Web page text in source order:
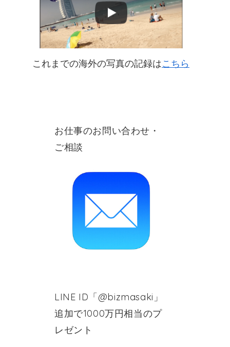
これまでの海外の写真の記録はこちら
お仕事のお問い合わせ・
ご相談
LINE ID「@bizmasaki」
追加で1000万円相当のプ
レゼント